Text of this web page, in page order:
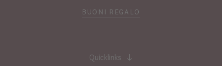
BUONI REGALO
Quicklinks